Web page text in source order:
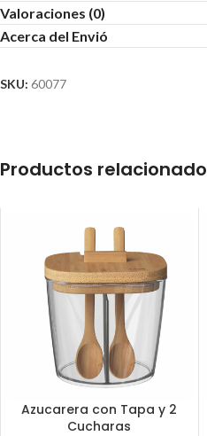
Valoraciones (0)
Acerca del Envió
SKU: 60077
Productos
Azucarera con Tapa y 2
Cucharas